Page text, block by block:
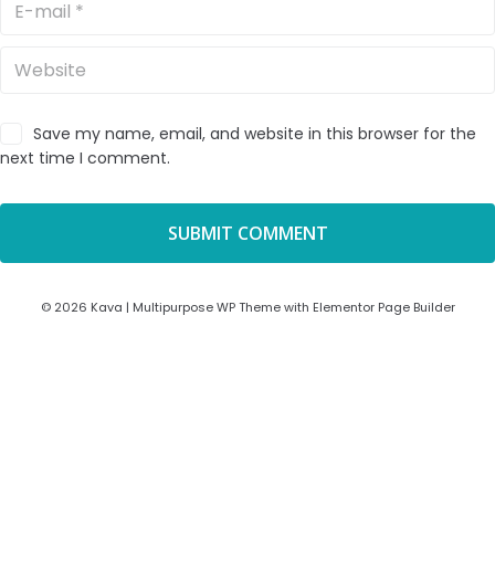
Save my name, email, and website in this browser for the
next time I comment.
© 2026 Kava | Multipurpose WP Theme with Elementor Page Builder